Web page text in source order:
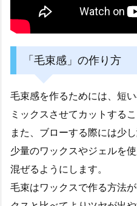
「毛束感」の作り方
毛束感を作るためには、短
ミックスさせてカットするこ
また、ブローする際には少
少量のワックスやジェルを
混ぜるようにします。
毛束はワックスで作る方法